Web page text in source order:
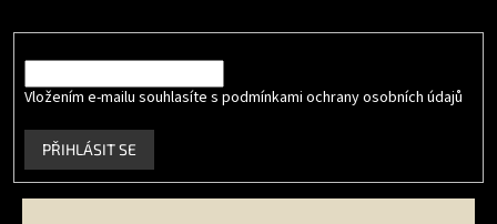
Vložením e-mailu souhlasíte s podmínkami ochrany osobních údajů
PŘIHLÁSIT SE